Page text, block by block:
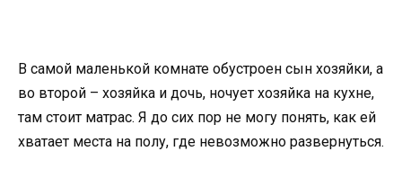
В самой маленькой комнате обустроен сын хозяйки, а
во второй – хозяйка и дочь, ночует хозяйка на кухне,
там стоит матрас. Я до сих пор не могу понять, как ей
хватает места на полу, где невозможно развернуться.